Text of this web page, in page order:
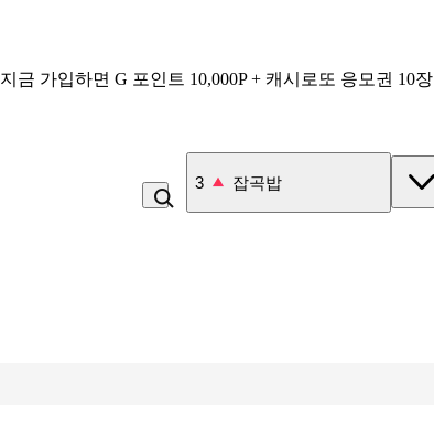
지금 가입하면 G 포인트 10,000P + 캐시로또 응모권 10장
4 라면